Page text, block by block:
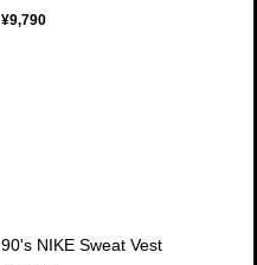
¥9,790
90's NIKE Sweat Vest